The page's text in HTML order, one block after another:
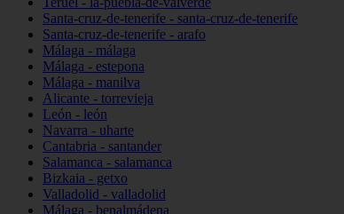
Santa-cruz-de-tenerife - santa-cruz-de-tenerife
Santa-cruz-de-tenerife - arafo
Málaga - málaga
Málaga - estepona
Málaga - manilva
Alicante - torrevieja
León - león
Navarra - uharte
Cantabria - santander
Salamanca - salamanca
Bizkaia - getxo
Valladolid - valladolid
Málaga - benalmádena